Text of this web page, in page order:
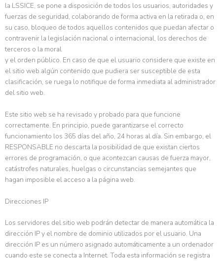
la LSSICE, se pone a disposición de todos los usuarios, autoridades y
fuerzas de seguridad, colaborando de forma activa en la retirada o, en
su caso, bloqueo de todos aquellos contenidos que puedan afectar o
contravenir la legislación nacional o internacional, los derechos de
terceros o la moral
y el orden público. En caso de que el usuario considere que existe en
el sitio web algún contenido que pudiera ser susceptible de esta
clasificación, se ruega lo notifique de forma inmediata al administrador
del sitio web.
Este sitio web se ha revisado y probado para que funcione
correctamente. En principio, puede garantizarse el correcto
funcionamiento los 365 días del año, 24 horas al día. Sin embargo, el
RESPONSABLE no descarta la posibilidad de que existan ciertos
errores de programación, o que acontezcan causas de fuerza mayor,
catástrofes naturales, huelgas o circunstancias semejantes que
hagan imposible el acceso a la página web.
Direcciones IP
Los servidores del sitio web podrán detectar de manera automática la
dirección IP y el nombre de dominio utilizados por el usuario. Una
dirección IP es un número asignado automáticamente a un ordenador
cuando este se conecta a Internet. Toda esta información se registra